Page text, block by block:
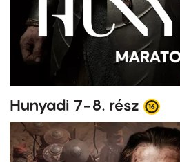
Hunyadi 7-8. rész